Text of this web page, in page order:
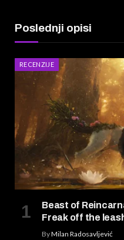
Poslednji opisi
RECENZIJE
Beast of
Freak off the
ByMilan Radosavljević